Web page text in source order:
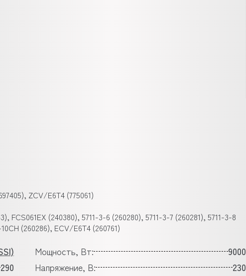
ZCV/E6T4 (775061)
FCS061EX (240380), 5711-3-6 (260280), 5711-3-7 (260281), 5711-3-8
(260286), ECV/E6T4 (260761)
Мощность, Вт:
9000
290 Напряжение, В:
230